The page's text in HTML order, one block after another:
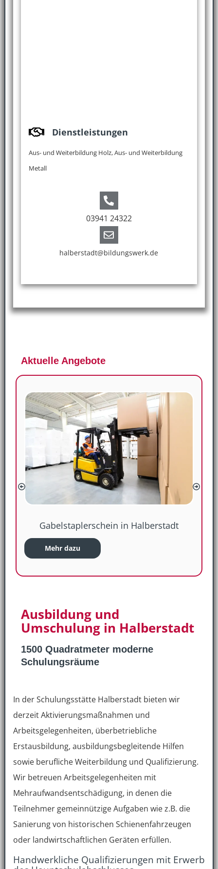
Dienstleistungen
Aus- und Weiterbildung Holz, Aus- und Weiterbildung
Metall
03941 24322
halberstadt@bildungswerk.de
Aktuelle Angebote
Gabelstaplerschein in Halberstadt
Mehr dazu
Ausbildung und
Umschulung in Halberstadt
1500 Quadratmeter moderne
Schulungsräume
In der Schulungsstätte Halberstadt bieten wir
derzeit Aktivierungsmaßnahmen und
Arbeitsgelegenheiten, überbetriebliche
Erstausbildung, ausbildungsbegleitende Hilfen
sowie berufliche Weiterbildung und Qualifizierung.
Wir betreuen Arbeitsgelegenheiten mit
Mehraufwandsentschädigung, in denen die
Teilnehmer gemeinnützige Aufgaben wie z.B. die
Sanierung von historischen Schienenfahrzeugen
oder landwirtschaftlichen Geräten erfüllen.
Handwerkliche Qualifizierungen mit Erwerb